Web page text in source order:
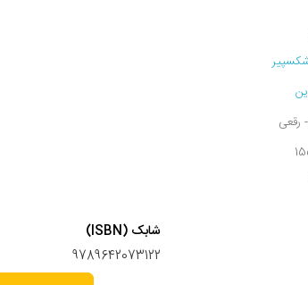
رقعی
شابک (ISBN)
9789642073122